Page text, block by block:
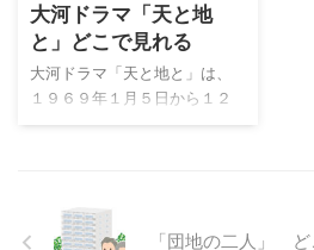
なることが指摘されることも
ありましたが、大河ドラマで
す。気になるのは、１１月で
放送終了した大河ドラマであ
るところです。 大河ドラマ
愛、忠義といった普遍的なテ
ーマを軸に、戦国時代の人間
大河ドラマ「天と地
と」どこで見れる
大河ドラマ「天と地と」は、
１９６９年１月５日から１２
月２８日まで放送された第７
四」です。残存テープがこれ
「団地の二人」